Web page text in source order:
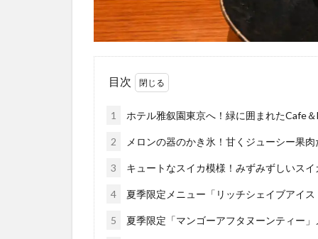
目次
1 ホテル雅叙園東京へ！緑に囲まれたCafe
2 メロンの器のかき氷！甘くジューシー果
3 キュートなスイカ模様！みずみずしいス
4 夏季限定メニュー「リッチシェイブアイ
5 夏季限定「マンゴーアフタヌーンティー